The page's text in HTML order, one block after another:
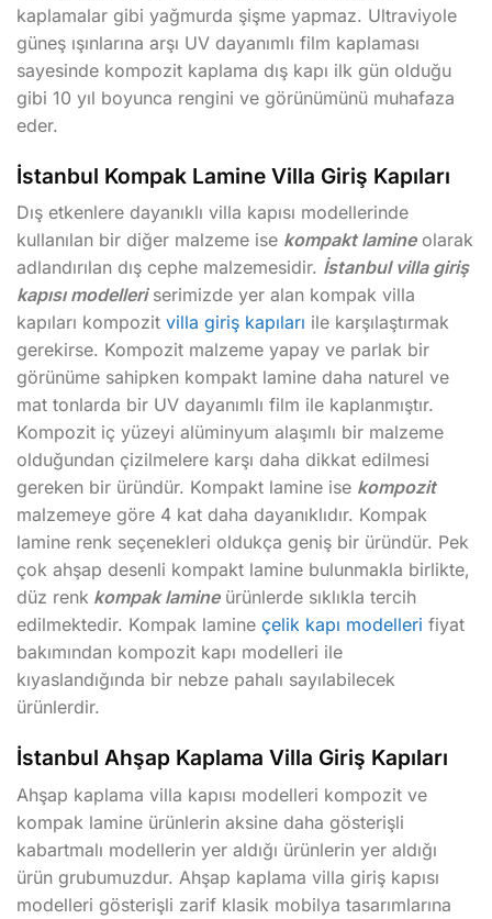
kaplamalar gibi yağmurda şişme yapmaz. Ultraviyole
güneş ışınlarına arşı UV dayanımlı film kaplaması
sayesinde kompozit kaplama dış kapı ilk gün olduğu
gibi 10 yıl boyunca rengini ve görünümünü muhafaza
eder.
İstanbul Kompak Lamine Villa Giriş Kapıları
Dış etkenlere dayanıklı villa kapısı modellerinde
kullanılan bir diğer malzeme ise kompakt lamineolarak
adlandırılan dış cephe malzemesidir. İstanbul villa giriş
kapısı modelleriserimizde yer alan kompak villa
kapıları kompozit villa giriş kapıları ile karşılaştırmak
gerekirse. Kompozit malzeme yapay ve parlak bir
görünüme sahipken kompakt lamine daha naturel ve
mat tonlarda bir UV dayanımlı film ile kaplanmıştır.
Kompozit iç yüzeyi alüminyum alaşımlı bir malzeme
olduğundan çizilmelere karşı daha dikkat edilmesi
gereken bir üründür. Kompakt lamine ise kompozit
malzemeye göre 4 kat daha dayanıklıdır. Kompak
lamine renk seçenekleri oldukça geniş bir üründür. Pek
çok ahşap desenli kompakt lamine bulunmakla birlikte,
düz renk kompak lamineürünlerde sıklıkla tercih
edilmektedir. Kompak lamine çelik kapı modelleri fiyat
bakımından kompozit kapı modelleri ile
kıyaslandığında bir nebze pahalı sayılabilecek
ürünlerdir.
İstanbul Ahşap Kaplama Villa Giriş Kapıları
Ahşap kaplama villa kapısı modelleri kompozit ve
kompak lamine ürünlerin aksine daha gösterişli
kabartmalı modellerin yer aldığı ürünlerin yer aldığı
ürün grubumuzdur. Ahşap kaplama villa giriş kapısı
modelleri gösterişli zarif klasik mobilya tasarımlarına